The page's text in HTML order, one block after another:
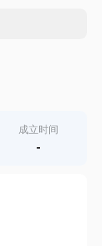
成立时间
-